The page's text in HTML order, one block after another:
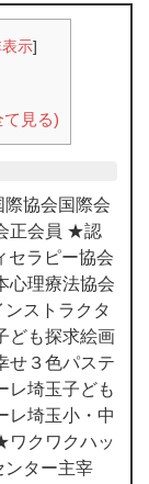
示]
見る)
協会国際会
正会員 ★認
セラピー協会
理療法協会
ストラクタ
も探求絵画
せ３色パステ
レ埼玉子ども
レ埼玉小・中
ワクワクハッ
ンター主宰